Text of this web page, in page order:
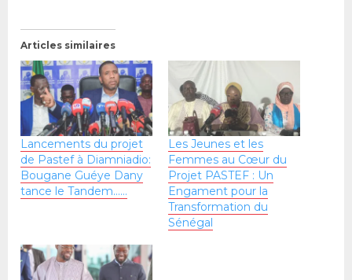
Articles similaires
Lancements du projet
de Pastef à Diamniadio:
Bougane Guéye Dany
tance le Tandem……
Les Jeunes et les
Femmes au Cœur du
Projet PASTEF : Un
Engament pour la
Transformation du
Sénégal